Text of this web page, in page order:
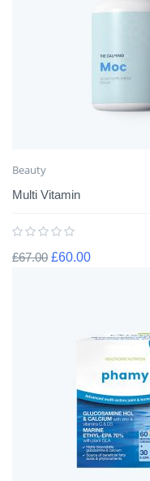
Beauty
Multi Vitamin
£67.00 £60.00